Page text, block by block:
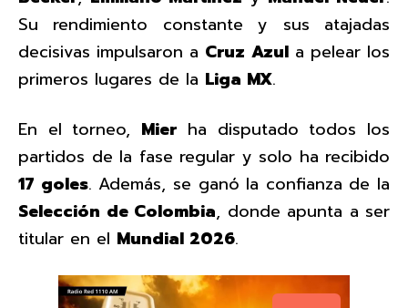
Su rendimiento constante y sus atajadas
decisivas impulsaron a Cruz Azula pelear los
primeros lugares de la Liga MX.
En el torneo, Mier ha disputado todos los
partidos de la fase regular y solo ha recibido
17 goles. Además, se ganó la confianza de la
Selección de Colombia, donde apunta a ser
titular en el Mundial 2026.